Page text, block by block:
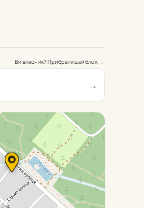
Ви власник? Прибрати цей блок →
→